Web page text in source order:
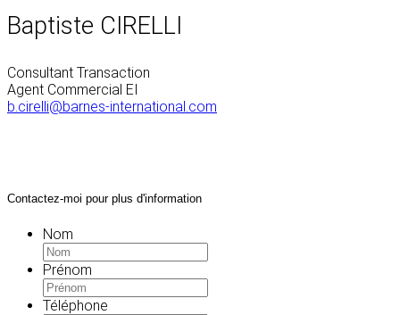
Baptiste CIRELLI
Consultant Transaction
Agent Commercial EI
b.cirelli@barnes-international.com
Contactez-moi pour plus d'information
Nom
Prénom
Téléphone